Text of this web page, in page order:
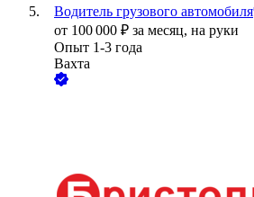
Водитель грузового автомобиля
от 100 000 ₽ за месяц, на руки
Опыт 1-3 года
Вахта